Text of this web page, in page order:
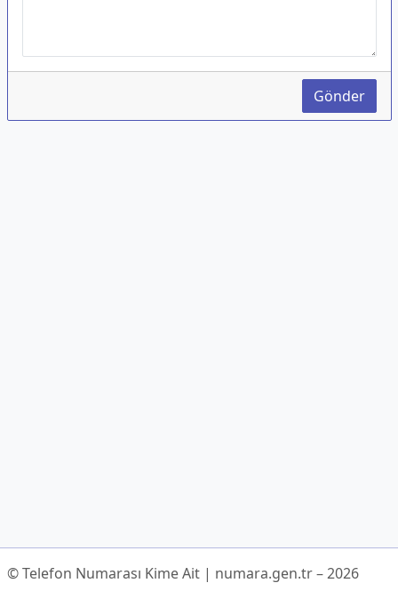
Gönder
© Telefon Numarası Kime Ait | numara.gen.tr – 2026